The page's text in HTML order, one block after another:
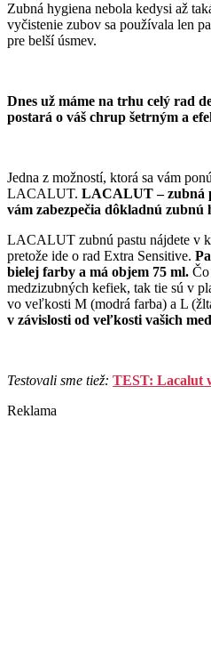
Zubná hygiena nebola kedysi až
vyčistenie zubov sa používala len
pre belší úsmev.
Dnes už máme na trhu celý rad
postará o váš chrup šetrným a
Jedna z možností, ktorá sa vám
LACALUT. LACALUT – zubná
vám zabezpečia dôkladnú zubnú
LACALUT zubnú pastu nájdete v
pretože ide o rad Extra Sensitive.
bielej farby a má objem 75 ml.
medzizubných kefiek, tak tie sú v
vo veľkosti M (modrá farba) a L
v závislosti od veľkosti vašich
Testovali sme tiež: TEST: Lacalut
Reklama